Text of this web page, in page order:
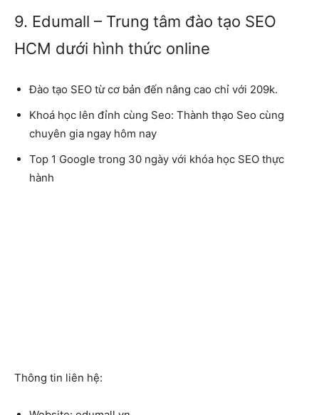
9. Edumall – Trung tâm đào tạo SEO
HCM dưới hình thức online
Đào tạo SEO từ cơ bản đến nâng cao chỉ với 209k.
Khoá học lên đỉnh cùng Seo: Thành thạo Seo cùng
chuyên gia ngay hôm nay
Top 1 Google trong 30 ngày với khóa học SEO thực
hành
Thông tin liên hệ: